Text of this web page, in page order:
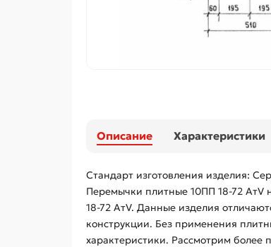
Описание Характеристики
Стандарт изготовления изделия:
Перемычки плитные 10ПП 18-72
18-72 АтV. Данные изделия
конструкции. Без применения
характеристики. Рассмотрим более